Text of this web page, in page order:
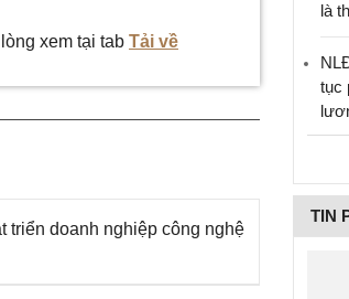
xem tại tab Tải về
triển doanh nghiệp công nghệ
là
tục
TIN